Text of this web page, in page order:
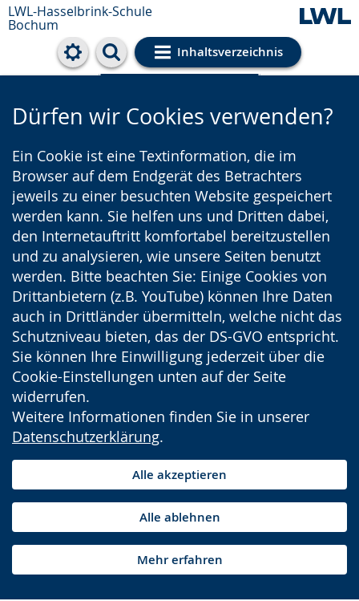
LWL-Hasselbrink-Schule
Bochum
Inhaltsverzeichnis
Cookie-Einstellungen
Dürfen wir Cookies verwenden?
Ein Cookie ist eine Textinformation, die im
Browser auf dem Endgerät des Betrachters
jeweils zu einer besuchten Website gespeichert
werden kann. Sie helfen uns und Dritten dabei,
den Internetauftritt komfortabel bereitzustellen
und zu analysieren, wie unsere Seiten benutzt
werden. Bitte beachten Sie: Einige Cookies von
Drittanbietern (z.B. YouTube) können Ihre Daten
auch in Drittländer übermitteln, welche nicht das
Schutzniveau bieten, das der DS-GVO entspricht.
Sie können Ihre Einwilligung jederzeit über die
Cookie-Einstellungen unten auf der Seite
widerrufen.
Weitere Informationen finden Sie in unserer
Datenschutzerklärung.
Alle akzeptieren
Alle ablehnen
Mehr erfahren